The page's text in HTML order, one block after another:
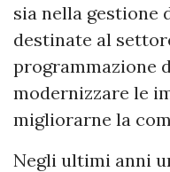
sia nella gestione
destinate al
programmazione
modernizzare le
migliorarne la
Negli ultimi anni